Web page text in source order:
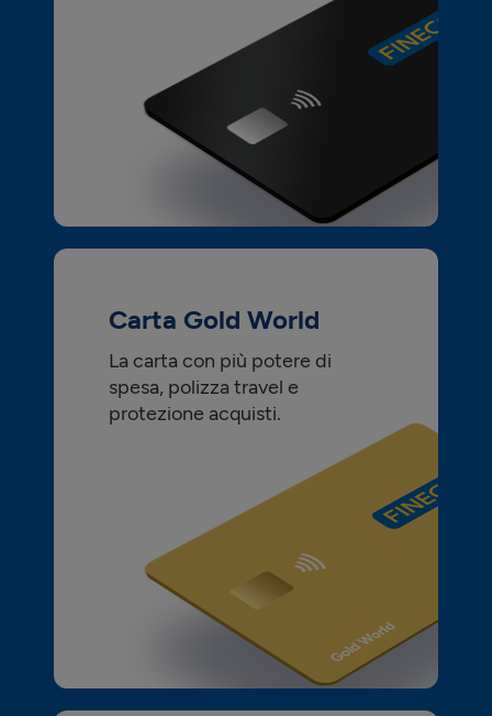
Carta Gold World
La carta con più potere di
spesa, polizza travel e
protezione acquisti.